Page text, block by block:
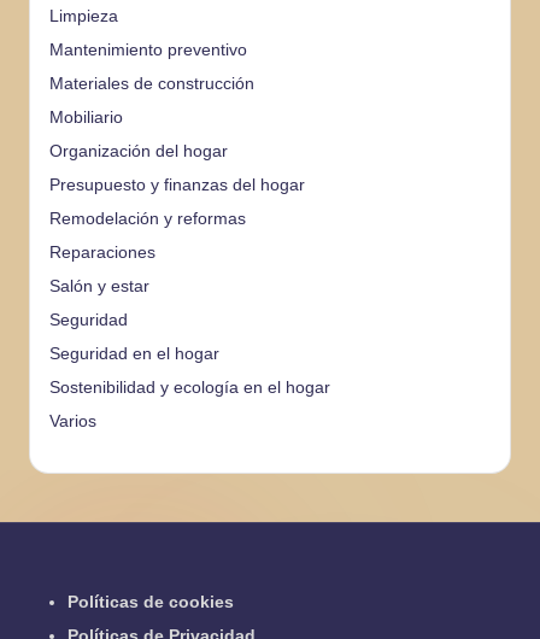
Limpieza
Mantenimiento preventivo
Materiales de construcción
Mobiliario
Organización del hogar
Presupuesto y finanzas del hogar
Remodelación y reformas
Reparaciones
Salón y estar
Seguridad
Seguridad en el hogar
Sostenibilidad y ecología en el hogar
Varios
Políticas de cookies